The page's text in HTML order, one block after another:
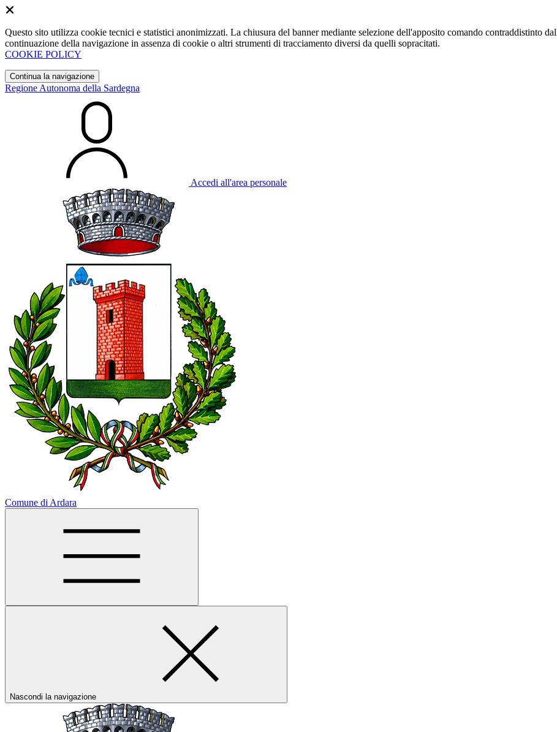
Questo sito utilizza cookie tecnici e statistici anonimizzati. La chiusura del banner mediante selezione dell'apposito comando contraddistinto
continuazione della navigazione in assenza di cookie o altri strumenti di tracciamento diversi da quelli sopracitati.
COOKIE POLICY
Continua la navigazione
Regione Autonoma della Sardegna
Accedi all'area personale
Comune di Ardara
Nascondi la navigazione